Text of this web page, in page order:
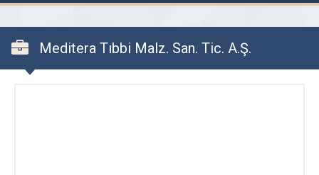
Meditera Tıbbi Malz. San. Tic. A.Ş.